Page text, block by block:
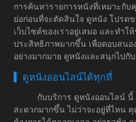
การค้นหารายการหนังที่เหมาะกั
ย่อก่อนที่จะตัดสินใจ ดูหนัง โปรดข
เว็บไซต์ของเราอยู่เสมอ และทำใ
ประสิทธิภาพมากขึ้น เพื่อตอบสนอ
อย่างมากมาย ดูหนังและสนุกไปกั
ดูหนังออนไลน์ได้ทุกที่
กับบริการ ดูหนังออนไลน์ นี้
สะดวกมากขึ้น ไม่ว่าจะอยู่ที่ไหน